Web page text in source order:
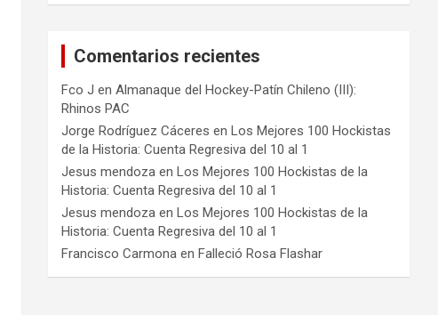
Comentarios recientes
Fco J enAlmanaque del Hockey-Patín Chileno (III):
Rhinos PAC
Jorge Rodríguez Cáceres enLos Mejores 100 Hockistas
de la Historia: Cuenta Regresiva del 10 al 1
Jesus mendoza enLos Mejores 100 Hockistas de la
Historia: Cuenta Regresiva del 10 al 1
Jesus mendoza enLos Mejores 100 Hockistas de la
Historia: Cuenta Regresiva del 10 al 1
Francisco Carmona enFalleció Rosa Flashar